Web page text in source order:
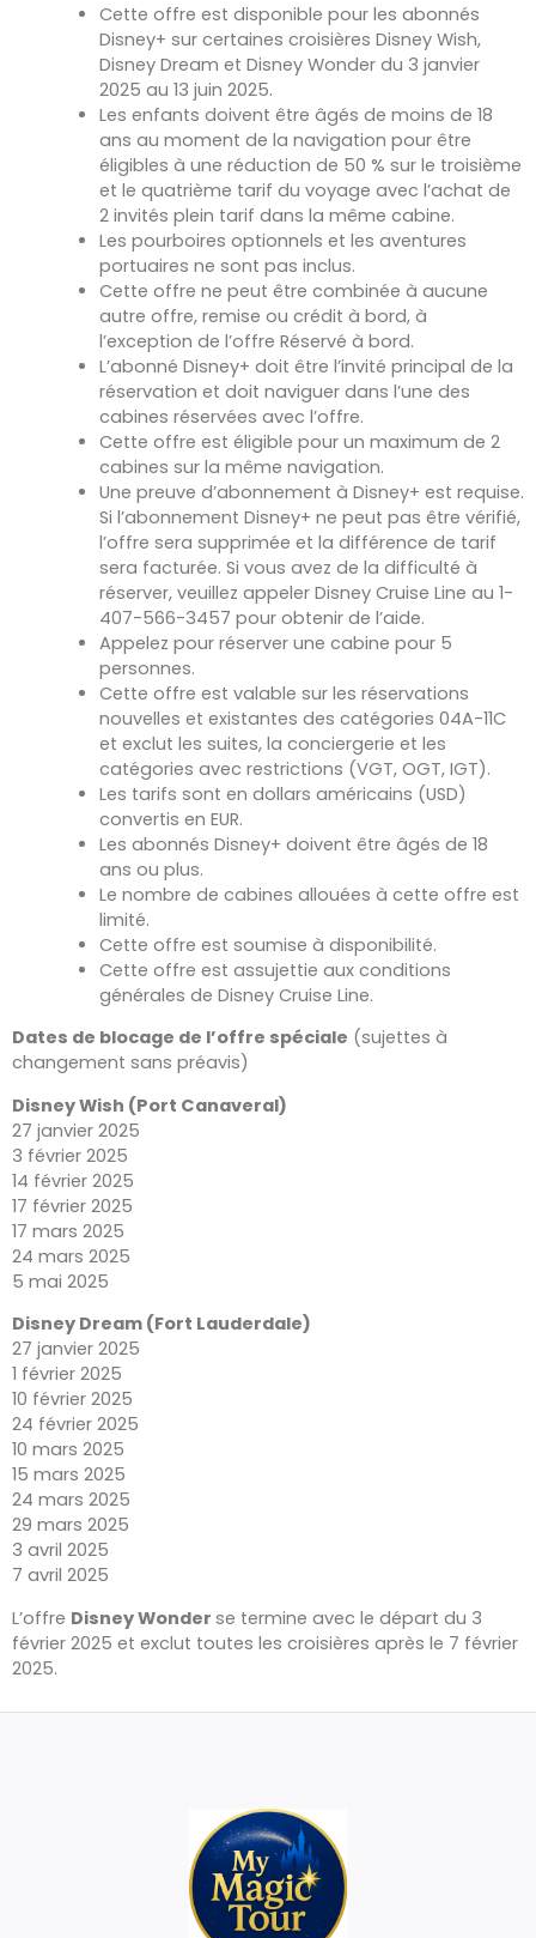
Cette offre est disponible pour les abonnés
Disney+ sur certaines croisières Disney Wish,
Disney Dream et Disney Wonder du 3 janvier
2025 au 13 juin 2025.
Les enfants doivent être âgés de moins de 18
ans au moment de la navigation pour être
éligibles à une réduction de 50 % sur le troisième
et le quatrième tarif du voyage avec l’achat de
2 invités plein tarif dans la même cabine.
Les pourboires optionnels et les aventures
portuaires ne sont pas inclus.
Cette offre ne peut être combinée à aucune
autre offre, remise ou crédit à bord, à
l’exception de l’offre Réservé à bord.
L’abonné Disney+ doit être l’invité principal de la
réservation et doit naviguer dans l’une des
cabines réservées avec l’offre.
Cette offre est éligible pour un maximum de 2
cabines sur la même navigation.
Une preuve d’abonnement à Disney+ est requise.
Si l’abonnement Disney+ ne peut pas être vérifié,
l’offre sera supprimée et la différence de tarif
sera facturée. Si vous avez de la difficulté à
réserver, veuillez appeler Disney Cruise Line au 1-
407-566-3457 pour obtenir de l’aide.
Appelez pour réserver une cabine pour 5
personnes.
Cette offre est valable sur les réservations
nouvelles et existantes des catégories 04A-11C
et exclut les suites, la conciergerie et les
catégories avec restrictions (VGT, OGT, IGT).
Les tarifs sont en dollars américains (USD)
convertis en EUR.
Les abonnés Disney+ doivent être âgés de 18
ans ou plus.
Le nombre de cabines allouées à cette offre est
limité.
Cette offre est soumise à disponibilité.
Cette offre est assujettie aux conditions
générales de Disney Cruise Line.
Dates de blocage de l’offre spéciale (sujettes à
changement sans préavis)
Disney Wish (Port Canaveral)
27 janvier 2025
3 février 2025
14 février 2025
17 février 2025
17 mars 2025
24 mars 2025
5 mai 2025
Disney Dream (Fort Lauderdale)
27 janvier 2025
1 février 2025
10 février 2025
24 février 2025
10 mars 2025
15 mars 2025
24 mars 2025
29 mars 2025
3 avril 2025
7 avril 2025
L’offre Disney Wonder se termine avec le départ du 3
février 2025 et exclut toutes les croisières après le 7 février
2025.